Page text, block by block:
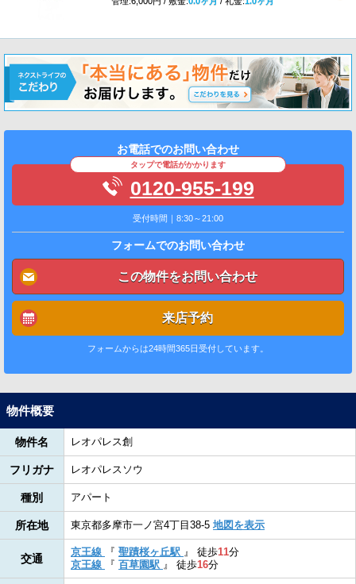
お電話でのお問い合わせ
タップで電話がかかります
0120-955-199
受付時間｜8:30～21:00
フォームでのお問い合わせ
この物件をお問い合わせ
来店予約
フォームからは24時間365日受付しています。
物件概要
物件名 レオパレス創
フリガナ レオパレスソウ
種別 アパート
所在地 東京都多摩市一ノ宮4丁目38-5 地図を表示
交通
京王線 『 聖蹟桜ヶ丘駅 』 徒歩11分
京王線
『 百草園駅 』 徒歩16分